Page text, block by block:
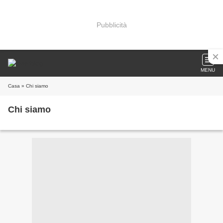
Pubblicità
MENU
Casa » Chi siamo
Chi siamo